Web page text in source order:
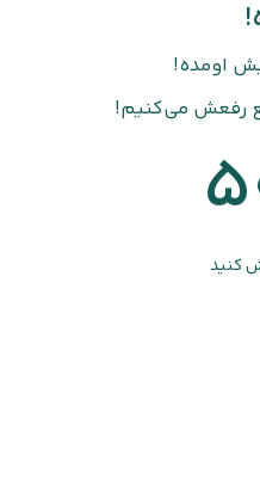
اومده!
رفعش می‌کنیم!
کنید